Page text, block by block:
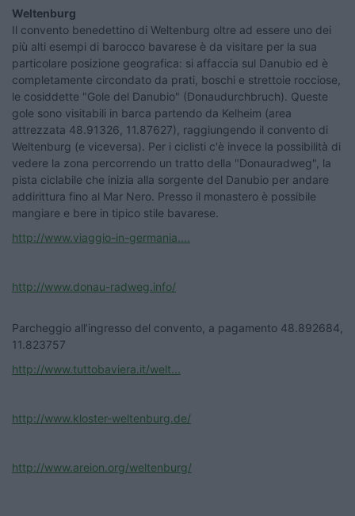
Weltenburg
Il convento benedettino di Weltenburg oltre ad essere uno dei
più alti esempi di barocco bavarese è da visitare per la sua
particolare posizione geografica: si affaccia sul Danubio ed è
completamente circondato da prati, boschi e strettoie rocciose,
le cosiddette "Gole del Danubio" (Donaudurchbruch). Queste
gole sono visitabili in barca partendo da Kelheim (area
attrezzata 48.91326, 11.87627), raggiungendo il convento di
Weltenburg (e viceversa). Per i ciclisti c'è invece la possibilità di
vedere la zona percorrendo un tratto della "Donauradweg", la
pista ciclabile che inizia alla sorgente del Danubio per andare
addirittura fino al Mar Nero. Presso il monastero è possibile
mangiare e bere in tipico stile bavarese.
http://www.viaggio-in-germania....
http://www.donau-radweg.info/
Parcheggio all’ingresso del convento, a pagamento 48.892684,
11.823757
http://www.tuttobaviera.it/welt...
http://www.kloster-weltenburg.de/
http://www.areion.org/weltenburg/